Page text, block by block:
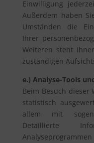
Einwilligung
Außerdem haben
Umständen die
Ihrer
Weiteren steht
zuständigen
e.) Analyse-Tools
Beim Besuch dieser
statistisch
allem mit
Detaillierte